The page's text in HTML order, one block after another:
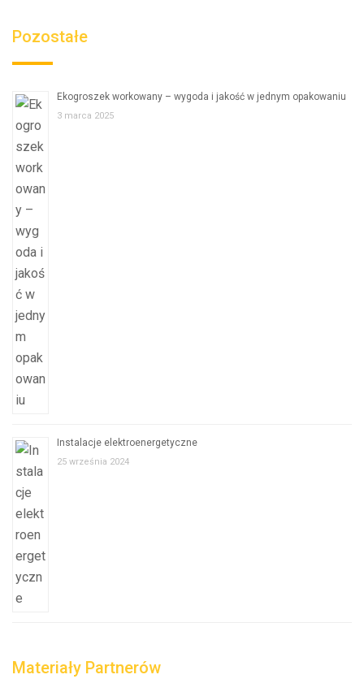
Pozostałe
Ekogroszek workowany – wygoda i jakość w jednym opakowaniu
3 marca 2025
Instalacje elektroenergetyczne
25 września 2024
Materiały Partnerów